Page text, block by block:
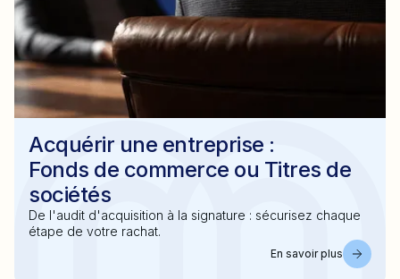
Acquérir une entreprise :
Fonds de commerce ou Titres de
sociétés
De l'audit d'acquisition à la signature : sécurisez chaque
étape de votre rachat.
En savoir plus